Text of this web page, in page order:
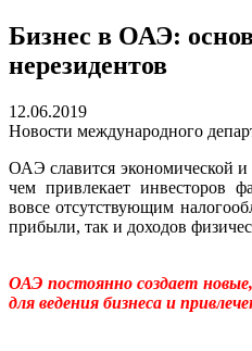
Бизнес в ОАЭ:
нерезидентов
12.06.2019
Новости международного
ОАЭ славится экономической и
чем привлекает инвесторов
вовсе отсутствующим
прибыли, так и доходов
ОАЭ постоянно создает
для ведения бизнеса и